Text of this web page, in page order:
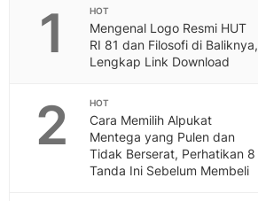
1 HOT
Mengenal Logo Resmi HUT
RI 81 dan Filosofi di Baliknya,
Lengkap Link Download
2 HOT
Cara Memilih Alpukat
Mentega yang Pulen dan
Tidak Berserat, Perhatikan 8
Tanda Ini Sebelum Membeli